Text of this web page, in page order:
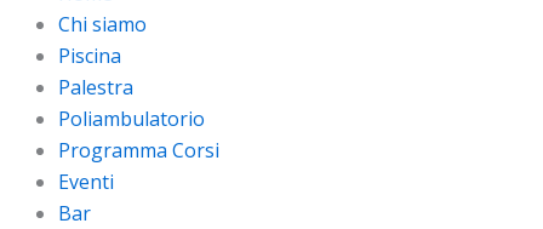
Chi siamo
Piscina
Palestra
Poliambulatorio
Programma Corsi
Eventi
Bar